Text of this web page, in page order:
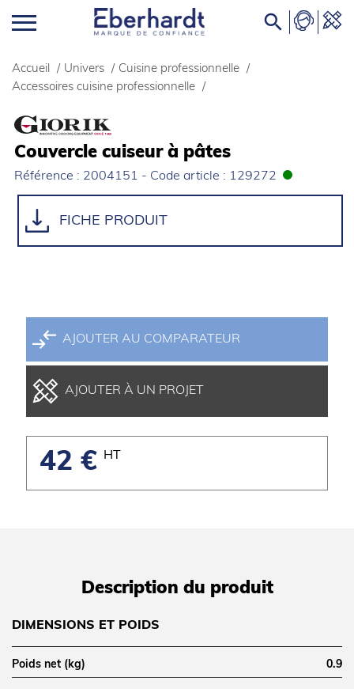

Accueil / Univers / Cuisine professionnelle /
Accessoires cuisine professionnelle /
Couvercle cuiseur à pâtes
Référence : 2004151 - Code article : 129272
FICHE PRODUIT
AJOUTER AU COMPARATEUR
AJOUTER À UN PROJET
42 € HT
Description du produit
DIMENSIONS ET POIDS
Poids net (kg) 0.9